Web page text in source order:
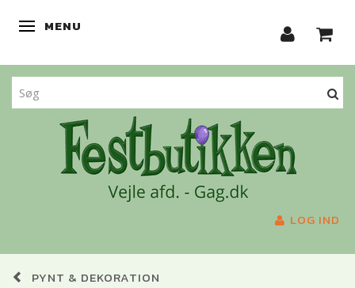
SKIFTE NAVIGATION
MENU
LOG IND
PYNT & DEKORATION